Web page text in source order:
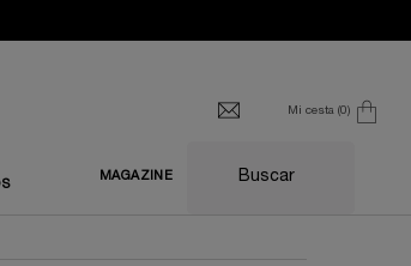
Mi cesta 0
0 producto
MAGAZINE Buscar